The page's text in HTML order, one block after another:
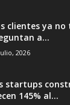
clientes ya no
a...
2026
startups
145% al...